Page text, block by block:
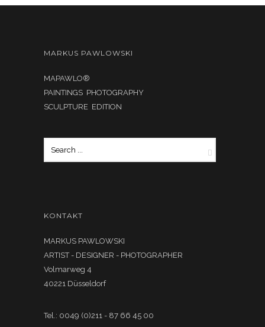
MARKUS PAWLOWSKI
MAPAWLO®
PAINTINGS PHOTOGRAPHY
SCULPTURE EDITION
KONTAKT
MARKUS PAWLOWSKI
ARTIST - DESIGNER - PHOTOGRAPHER
Volmarweg 4
40221 Düsseldorf
Tel.: 0049 (0)211 - 87 66 45 00